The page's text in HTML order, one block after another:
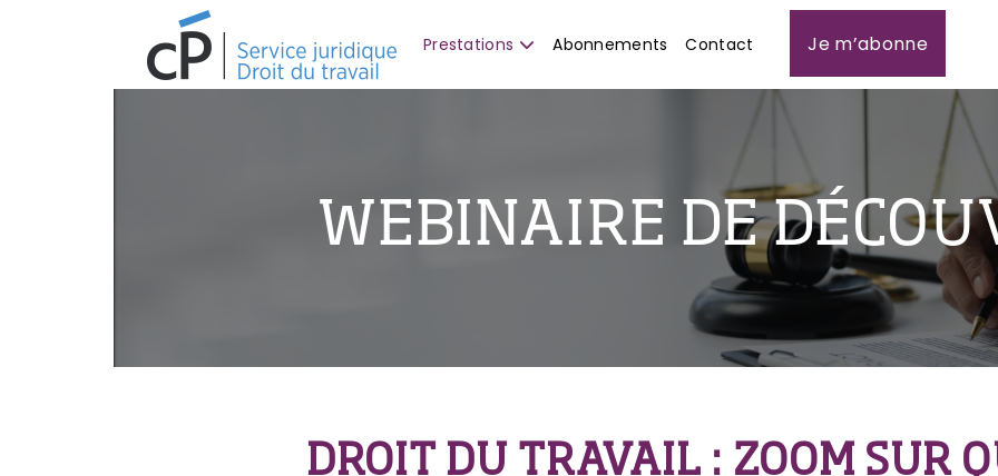
Prestations Abonnements Contact Je m’abonne
WEBINAIRE DE
DROIT DU TRAVAIL : ZOOM SUR